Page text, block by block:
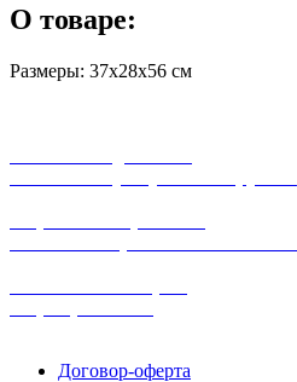
О товаре:
Размеры: 37х28х56 см
Договор-оферта